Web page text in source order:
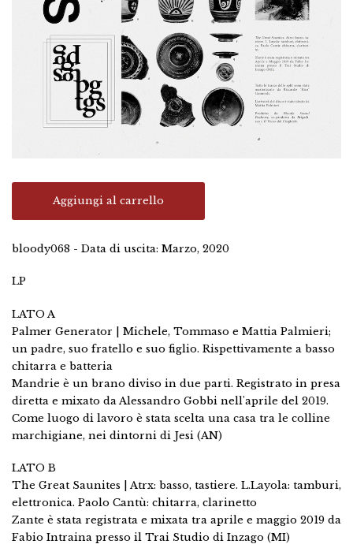
Aggiungi al carrello
bloody068 - Data di uscita: Marzo, 2020
LP
LATO A
Palmer Generator | Michele, Tommaso e Mattia Palmieri;
un padre, suo fratello e suo figlio. Rispettivamente a basso
chitarra e batteria
Mandrie è un brano diviso in due parti. Registrato in presa
diretta e mixato da Alessandro Gobbi nell'aprile del 2019.
Come luogo di lavoro è stata scelta una casa tra le colline
marchigiane, nei dintorni di Jesi (AN)
LATO B
The Great Saunites | Atrx: basso, tastiere. L.Layola: tamburi,
elettronica. Paolo Cantù: chitarra, clarinetto
Zante è stata registrata e mixata tra aprile e maggio 2019 da
Fabio Intraina presso il Trai Studio di Inzago (MI)